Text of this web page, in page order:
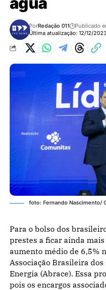
Última atualização: 12/12/2023
PorRedação 011 Publicado
foto: Fernando Nascimento/
Para o bolso dos
prestes a ficar ainda
aumento médio de 6,5%
Associação Brasileira
Energia (Abrace). Essa
pois os encargos